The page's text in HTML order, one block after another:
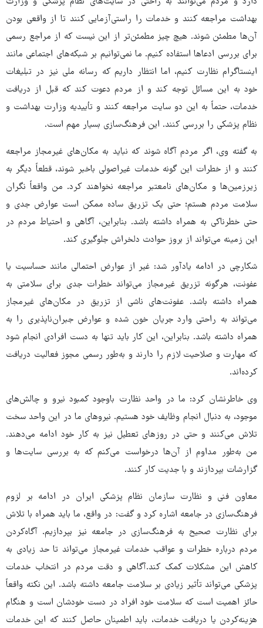
بهداشت مراجعه کنند و خدمات را راستی‌آزمایی کنند تا از واقعی بودن
آن‌ها مطمئن شوند. هیچ چیز مطمئن‌تر از این نیست که از مراجع رسمی
برای بررسی ادعاها استفاده کنیم. ما نمی‌توانیم بر شبکه‌های اجتماعی مانند
اینستاگرام نظارت کنیم، اما انتظار داریم که رسانه ملی نیز در تبلیغات
خود به این مسائل توجه کند و از مردم دعوت کند که قبل از دریافت
خدمات، حتماً به این دو سایت مراجعه کنند و تأییدیه وزارت بهداشت و
نظام پزشکی را بررسی کنند. این فرهنگ‌سازی بسیار مهم است.
به گفته وی، اگر مردم آگاه شوند که نباید به مکان‌های غیرمجاز مراجعه
کنند و از خطرات این گونه خدمات غیراصولی باخبر شوند، قطعاً دیگر به
زیرزمین‌ها و مکان‌های نامعتبر مراجعه نخواهند کرد. من واقعاً نگران
سلامت مردم هستم؛ حتی یک تزریق ساده ممکن است عوارض جدی و
حتی خطرناکی به همراه داشته باشد. بنابراین، آگاهی و احتیاط مردم در
این زمینه می‌تواند از بروز حوادث دلخراش جلوگیری کند.
شکارچی در ادامه یادآور شد: غیر از عوارض احتمالی مانند حساسیت یا
عفونت، هرگونه تزریق غیرمجاز می‌تواند خطرات جدی برای سلامتی به
همراه داشته باشد. عفونت‌های ناشی از تزریق در مکان‌های غیرمجاز
می‌تواند به راحتی وارد جریان خون شده و عوارض جبران‌ناپذیری را به
همراه داشته باشد. بنابراین، این کار باید تنها به دست افرادی انجام شود
که مهارت و صلاحیت لازم را دارند و به‌طور رسمی مجوز فعالیت دریافت
کرده‌اند.
وی خاطرنشان کرد: ما در واحد نظارت باوجود کمبود نیرو و چالش‌های
موجود، به دنبال انجام وظایف خود هستیم. نیروهای ما در این واحد سخت
تلاش می‌کنند و حتی در روزهای تعطیل نیز به کار خود ادامه می‌دهند.
من به‌طور مداوم از آن‌ها درخواست می‌کنم که به بررسی سایت‌ها و
گزارشات بپردازند و با جدیت کار کنند.
معاون فنی و نظارت سازمان نظام پزشکی ایران در ادامه بر لزوم
فرهنگ‌سازی در جامعه اشاره کرد و گفت: در واقع، ما باید همراه با تلاش
برای نظارت صحیح به فرهنگ‌سازی در جامعه نیز بپردازیم. آگاه‌کردن
مردم درباره خطرات و عواقب خدمات غیرمجاز می‌تواند تا حد زیادی به
کاهش این مشکلات کمک کند.آگاهی و دقت مردم در انتخاب خدمات
پزشکی می‌تواند تأثیر زیادی بر سلامت جامعه داشته باشد. این نکته واقعاً
حائز اهمیت است که سلامت خود افراد در دست خودشان است و هنگام
هزینه‌کردن یا دریافت خدمات، باید اطمینان حاصل کنند که این خدمات